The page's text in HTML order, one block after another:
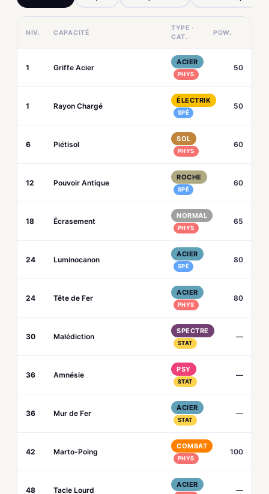
NIV. CAPACITÉ
TYPE ·
CAT.
POW.
1 Griffe Acier
ACIER
PHYS
50
1 Rayon Chargé
ÉLECTRIK
SPÉ
50
6 Piétisol
SOL
PHYS
60
12 Pouvoir Antique
ROCHE
SPÉ
60
18 Écrasement
NORMAL
PHYS
65
24 Luminocanon
ACIER
SPÉ
80
24 Tête de Fer
ACIER
PHYS
80
30 Malédiction
SPECTRE
STAT
—
36 Amnésie
PSY
STAT
—
36 Mur de Fer
ACIER
STAT
—
42 Marto-Poing
COMBAT
PHYS
100
48 Tacle Lourd
ACIER
—